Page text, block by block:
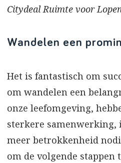
Citydeal Ruimte voor
Wandelen een
Het is fantastisch om
om wandelen een
onze leefomgeving,
sterkere samenwerking,
meer betrokkenheid
om de volgende stappen